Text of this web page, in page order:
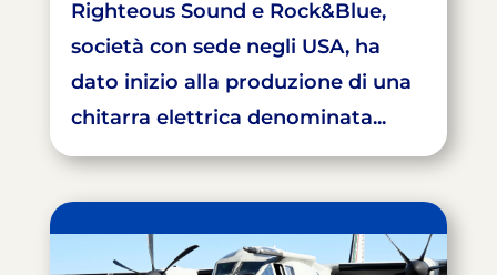
Righteous Sound e Rock&Blue,
società con sede negli USA, ha
dato inizio alla produzione di una
chitarra elettrica denominata...